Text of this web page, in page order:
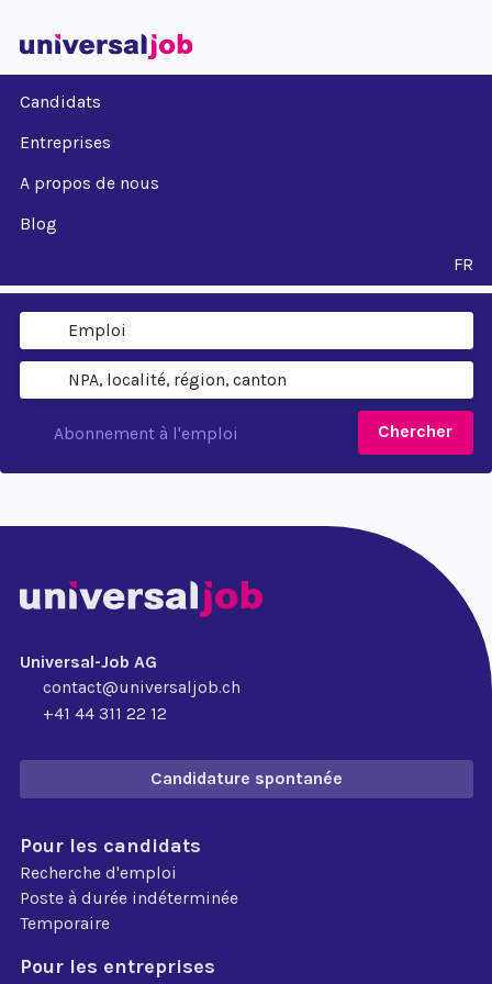
Candidats
Entreprises
A propos de nous
Blog
FR
Chercher
Abonnement à l'emploi
Universal-Job AG
contact@universaljob.ch
+41 44 311 22 12
Candidature spontanée
Pour les candidats
Recherche d'emploi
Poste à durée indéterminée
Temporaire
Pour les entreprises